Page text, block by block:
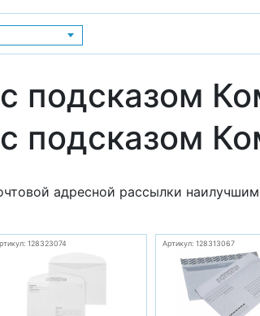
подсказом
подсказом
адресной рассылки
128323074 Артикул: 128313067